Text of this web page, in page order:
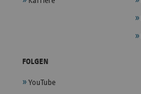
FOLGEN
YouTube